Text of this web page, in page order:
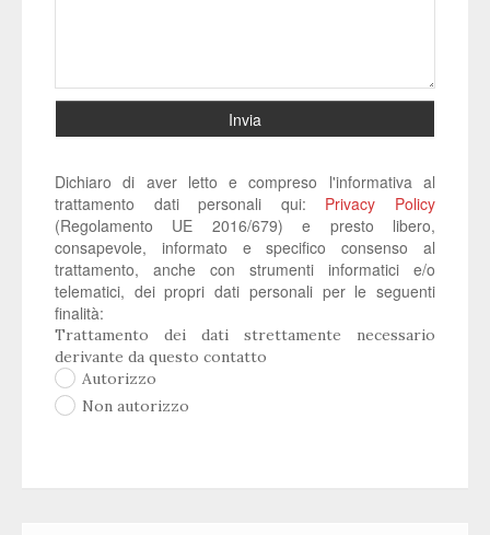
Invia
Dichiaro di aver letto e compreso l'informativa al
trattamento dati personali qui: Privacy Policy
(Regolamento UE 2016/679) e presto libero,
consapevole, informato e specifico consenso al
trattamento, anche con strumenti informatici e/o
telematici, dei propri dati personali per le seguenti
finalità:
Trattamento dei dati strettamente necessario
derivante da questo contatto
Autorizzo
Non autorizzo